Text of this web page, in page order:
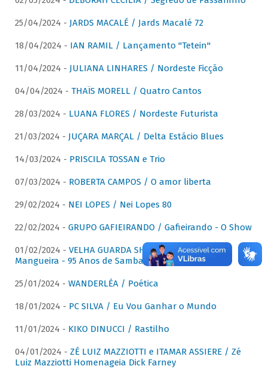
25/04/2024 - JARDS MACALÉ / Jards Macalé 72
18/04/2024 - IAN RAMIL / Lançamento "Tetein"
11/04/2024 - JULIANA LINHARES / Nordeste Ficção
04/04/2024 - THAÏS MORELL / Quatro Cantos
28/03/2024 - LUANA FLORES / Nordeste Futurista
21/03/2024 - JUÇARA MARÇAL / Delta Estácio Blues
14/03/2024 - PRISCILA TOSSAN e Trio
07/03/2024 - ROBERTA CAMPOS / O amor liberta
29/02/2024 - NEI LOPES / Nei Lopes 80
22/02/2024 - GRUPO GAFIEIRANDO / Gafieirando - O Show
01/02/2024 - VELHA GUARDA SHOW DA MANGUEIRA /
Mangueira - 95 Anos de Samba
25/01/2024 - WANDERLÉA / Poética
18/01/2024 - PC SILVA / Eu Vou Ganhar o Mundo
11/01/2024 - KIKO DINUCCI / Rastilho
04/01/2024 - ZÉ LUIZ MAZZIOTTI e ITAMAR ASSIERE / Zé
Luiz Mazziotti Homenageia Dick Farney